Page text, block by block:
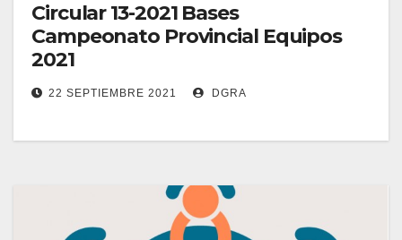
Circular 13-2021 Bases
Campeonato Provincial Equipos
2021
22 SEPTIEMBRE 2021 DGRA